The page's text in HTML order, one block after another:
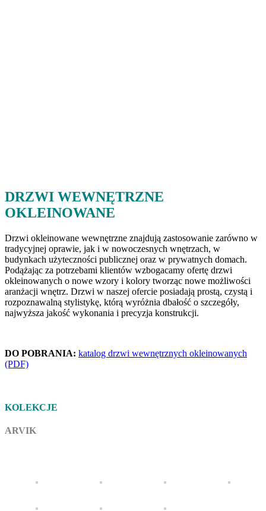
DRZWI WEWNĘTRZNE
OKLEINOWANE
Drzwi okleinowane wewnętrzne znajdują zastosowanie zarówno w
tradycyjnej oprawie, jak i w nowoczesnych wnętrzach, w
budynkach użyteczności publicznej oraz w prywatnych domach.
Podążając za potrzebami klientów wzbogacamy ofertę drzwi
okleinowanych o nowe wzory i kolory tworząc nowe możliwości
aranżacji wnętrz. Drzwi w naszej ofercie posiadają prostą, czystą i
rozpoznawalną stylistykę, którą wyróżnia dbałość o szczegóły,
najwyższa jakość wykonania i precyzja konstrukcji.
DO POBRANIA: katalog drzwi wewnętrznych okleinowanych
(PDF)
KOLEKCJE
ARVIK